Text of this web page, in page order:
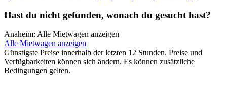
Hast du nicht gefunden, wonach du gesucht hast?
Anaheim: Alle Mietwagen anzeigen
Alle Mietwagen anzeigen
Günstigste Preise innerhalb der letzten 12 Stunden. Preise und
Verfügbarkeiten können sich ändern. Es können zusätzliche
Bedingungen gelten.